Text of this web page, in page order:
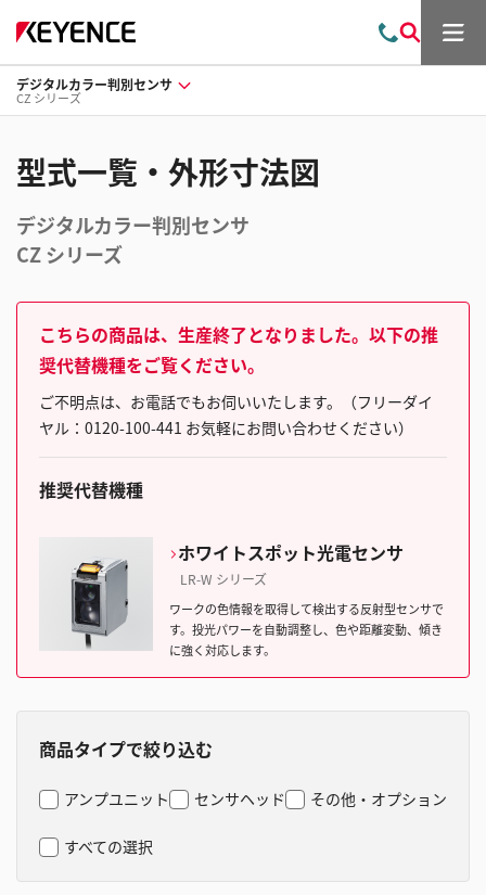
問
わ
索
メ
デジタルカラー判別センサ
CZ シリーズ
型式一覧・外形寸法図
デジタルカラー判別センサ
CZ シリーズ
こちらの商品は、生産終了となりました。以下の推
奨代替機種をご覧ください。
ご不明点は、お電話でもお伺いいたします。（フリーダイ
ヤル：0120-100-441 お気軽にお問い合わせください）
推奨代替機種
ホワイトスポット光電センサ
LR-W シリーズ
ワークの色情報を取得して検出する反射型センサで
す。投光パワーを自動調整し、色や距離変動、傾き
に強く対応します。
商品タイプで絞り込む
アンプユニット センサヘッド その他・オプション
すべての選択